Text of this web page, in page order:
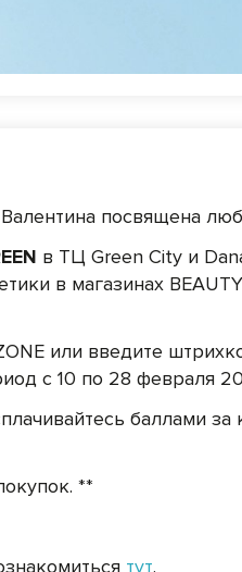
посвящена
в ТЦ Green City и
в магазинах
или введите
с 10 по 28 февраля
баллами за
**
тут.